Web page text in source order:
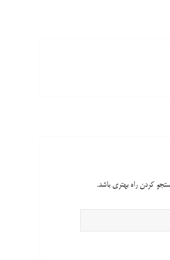
کردن راه بهتری باشد.